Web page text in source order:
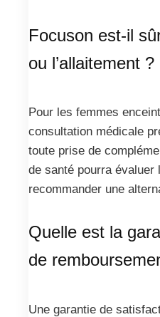
Focuson est-il
ou l’allaitement ?
Pour les femmes
consultation médicale
toute prise de
de santé pourra
recommander une
Quelle est la
de
Une garantie de